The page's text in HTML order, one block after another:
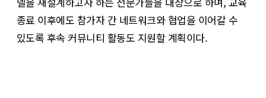
종료 이후에도 참가자 간 네트워크와 협업을 이어갈 수
있도록 후속 커뮤니티 활동도 지원할 계획이다.